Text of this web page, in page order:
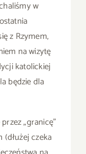
w
z Rzymem,
na wizytę
katolickiej
będzie dla
„granicę”
czeka